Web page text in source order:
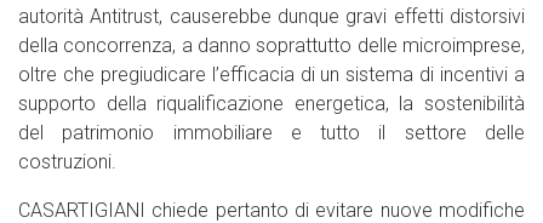
autorità Antitrust, causerebbe dunque gravi effetti distorsivi
della concorrenza, a danno soprattutto delle microimprese,
oltre che pregiudicare l’efficacia di un sistema di incentivi a
supporto della riqualificazione energetica, la sostenibilità
del patrimonio immobiliare e tutto il settore delle
costruzioni.
CASARTIGIANI chiede pertanto di evitare nuove modifiche